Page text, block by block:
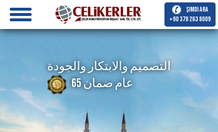
Şimdi Ara
+90 378 263 8009
التصميم والابتكار والجودة
65 عام ضمان